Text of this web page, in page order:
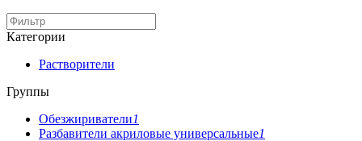
Категории
Растворители
Группы
Обезжириватели1
Разбавители акриловые универсальные1